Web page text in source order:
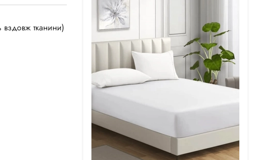
вздовж тканини)